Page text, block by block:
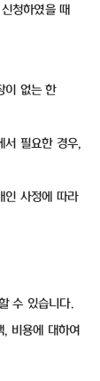
청하였을 때
이 없는 한
서 필요한 경우,
인 사정에 따라
수 있습니다.
비용에 대하여